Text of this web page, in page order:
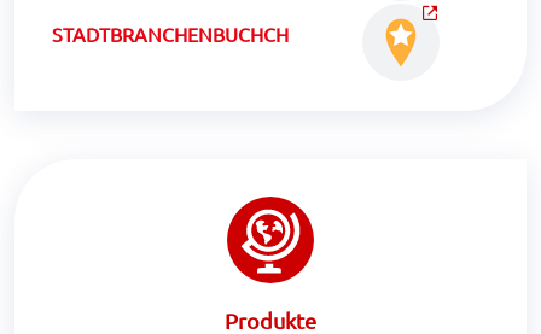
STADTBRANCHENBUCHCH
Produkte